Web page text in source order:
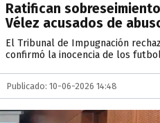
Ratifican
Vélez acusados de
El Tribunal de Impugnación
confirmó la inocencia de los
Publicado: 10-06-2026 14:48